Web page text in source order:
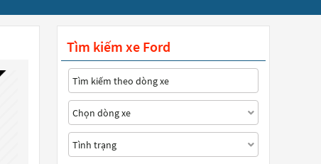
Tìm kiếm xe Ford